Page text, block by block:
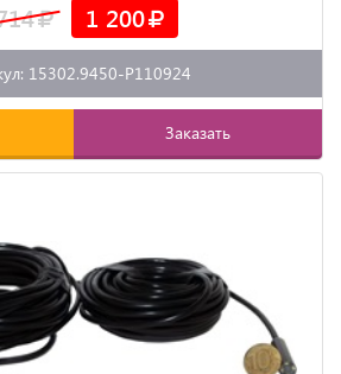
1 200
15302.9450-P110924
Заказать